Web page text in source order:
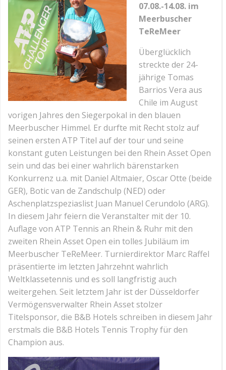
07.08.-14.08. im
Meerbuscher
TeReMeer
Überglücklich
streckte der 24-
jährige Tomas
Barrios Vera aus
Chile im August
vorigen Jahres den Siegerpokal in den blauen
Meerbuscher Himmel. Er durfte mit Recht stolz auf
seinen ersten ATP Titel auf der tour und seine
konstant guten Leistungen bei den Rhein Asset Open
sein und das bei einer wahrlich bärenstarken
Konkurrenz u.a. mit Daniel Altmaier, Oscar Otte (beide
GER), Botic van de Zandschulp (NED) oder
Aschenplatzspeziaslist Juan Manuel Cerundolo (ARG).
In diesem Jahr feiern die Veranstalter mit der 10.
Auflage von ATP Tennis an Rhein & Ruhr mit den
zweiten Rhein Asset Open ein tolles Jubiläum im
Meerbuscher TeReMeer. Turnierdirektor Marc Raffel
präsentierte im letzten Jahrzehnt wahrlich
Weltklassetennis und es soll langfristig auch
weitergehen. Seit letztem Jahr ist der Düsseldorfer
Vermögensverwalter Rhein Asset stolzer
Titelsponsor, die B&B Hotels schreiben in diesem Jahr
erstmals die B&B Hotels Tennis Trophy für den
Champion aus.